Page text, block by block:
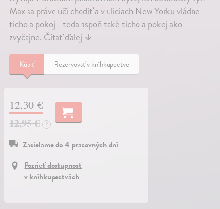
Max sa práve učí chodiť a v uliciach New Yorku vládne
ticho a pokoj - teda aspoň také ticho a pokoj ako
zvyčajne.Čítať ďalej↓
Kúpiť Rezervovať v kníhkupectve
12,30 €
12,95 €
?
Zasielame do 4 pracovných dní
Pozrieť dostupnosť
v kníhkupectvách